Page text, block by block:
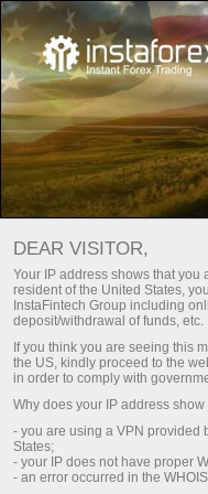
People who
accompanies
ট্রেডিং অ্যাকাউন্ট খুলুন
DEAR VISITOR,
Your IP address shows that you
resident of the United States,
InstaFintech Group including
deposit/withdrawal of funds, etc.
If you think you are seeing this
the US, kindly proceed to the
in order to comply with
Why does your IP address
- you are using a VPN provided
States;
- your IP does not have proper
- an error occurred in the